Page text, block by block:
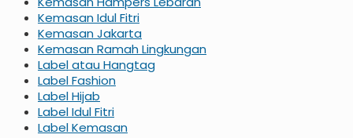
Kemasan Idul Fitri
Kemasan Jakarta
Kemasan Ramah Lingkungan
Label atau Hangtag
Label Fashion
Label Hijab
Label Idul Fitri
Label Kemasan